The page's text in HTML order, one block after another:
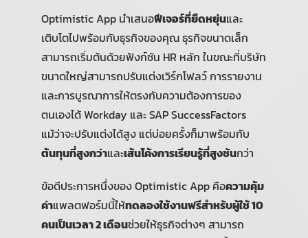
Optimistic App นำเสนอฟีเจอร์ที่ยืดหยุ่นและ
เติบโตไปพร้อมกับธุรกิจของคุณ ธุรกิจขนาดเล็ก
สามารถเริ่มต้นด้วยฟังก์ชัน HR หลัก ในขณะที่บริษัท
ขนาดใหญ่สามารถปรับแต่งเวิร์กโฟลว์ การรายงาน
และการบูรณาการให้ตรงกับความต้องการของ
ตนเองได้ Workday และ SAP SuccessFactors
แม้ว่าจะปรับแต่งได้สูง แต่บ่อยครั้งก็มาพร้อมกับ
ต้นทุนที่สูงกว่าและเส้นโค้งการเรียนรู้ที่สูงชันกว่า
ข้อดีประการหนึ่งของ Optimistic App คือความคุ้ม
ค่าแพลตฟอร์มนี้ให้ทดลองใช้งานฟรีสำหรับผู้ใช้ 10
คนเป็นเวลา 2 เดือนช่วยให้ธุรกิจต่างๆ สามารถ